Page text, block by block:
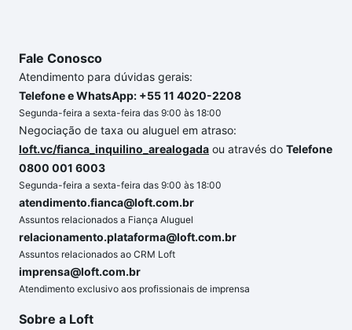
Fale Conosco
Atendimento para dúvidas gerais:
Telefone e WhatsApp: +55 11 4020-2208
Segunda-feira a sexta-feira das 9:00 às 18:00
Negociação de taxa ou aluguel em atraso:
loft.vc/fianca_inquilino_arealogada ou através do Telefone
0800 001 6003
Segunda-feira a sexta-feira das 9:00 às 18:00
atendimento.fianca@loft.com.br
Assuntos relacionados a Fiança Aluguel
relacionamento.plataforma@loft.com.br
Assuntos relacionados ao CRM Loft
imprensa@loft.com.br
Atendimento exclusivo aos profissionais de imprensa
Sobre a Loft